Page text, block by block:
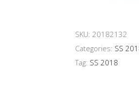
SKU: 20182132
Categories: SS
Tag: SS 2018